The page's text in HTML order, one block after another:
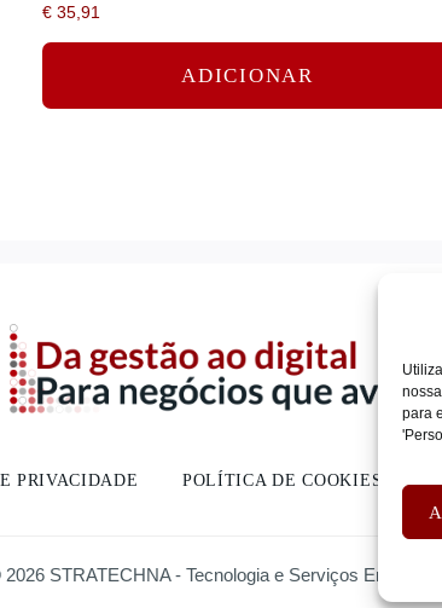
para
€35,91
ADICIONAR
PRIVACIDADE POLÍTICA DE COOKIES
STRATECHNA - Tecnologia e Serviços